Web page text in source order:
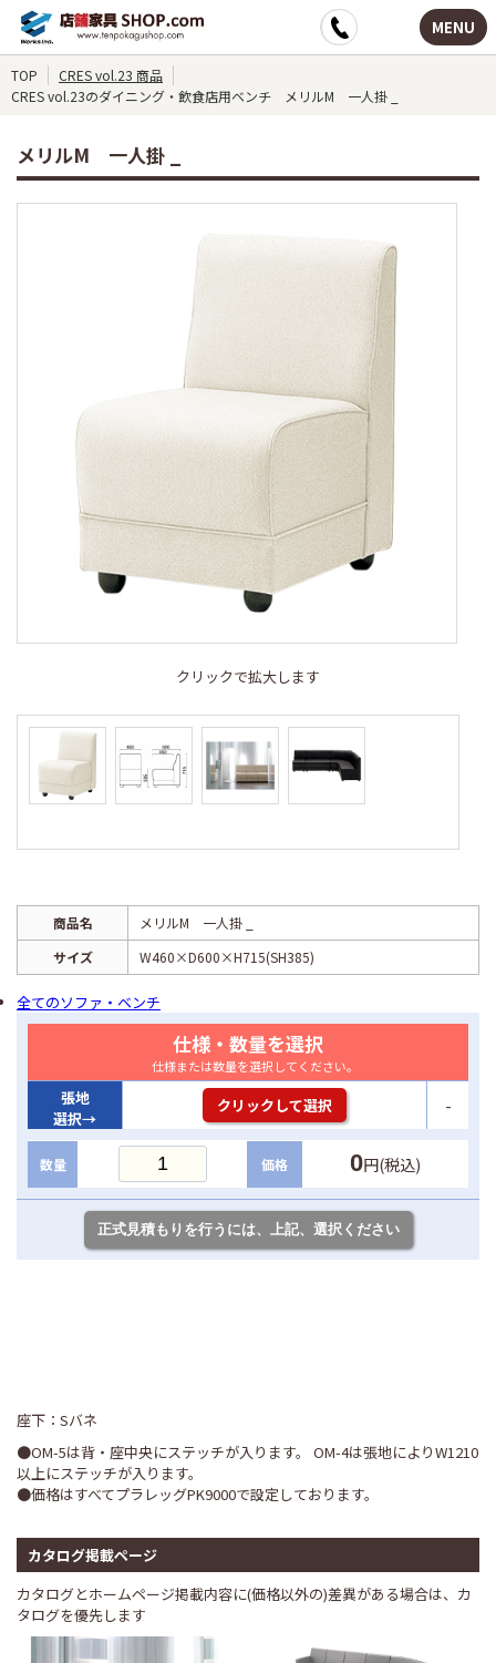
MENU
TOP
CRES vol.23 商品
CRES vol.23のダイニング・飲食店用ベンチ メリルM 一人掛 _
メリルM 一人掛 _
クリックで拡大します
商品名
メリルM 一人掛 _
サイズ
W460×D600×H715(SH385)
全てのソファ・ベンチ
仕様・数量を選択
仕様または数量を選択してください。
張地
選択→
クリックして選択 -
数量 価格 0円(税込)
座下：Sバネ
●OM-5は背・座中央にステッチが入ります。 OM-4は張地によりW1210
以上にステッチが入ります。
●価格はすべてプラレッグPK9000で設定しております。
カタログ掲載ページ
カタログとホームページ掲載内容に(価格以外の)差異がある場合は、カ
タログを優先します